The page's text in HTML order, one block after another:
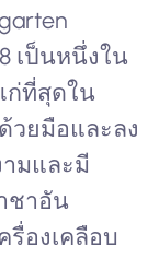
เป็นหนึ่งใน
ก่ที่สุดใน
วยมือและลง
มและมี
ชาอัน
องเคลือบ